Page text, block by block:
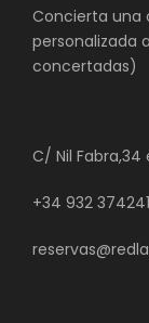
Concierta una
personalizada
concertadas)
C/ Nil Fabra,34
+34 932 374241